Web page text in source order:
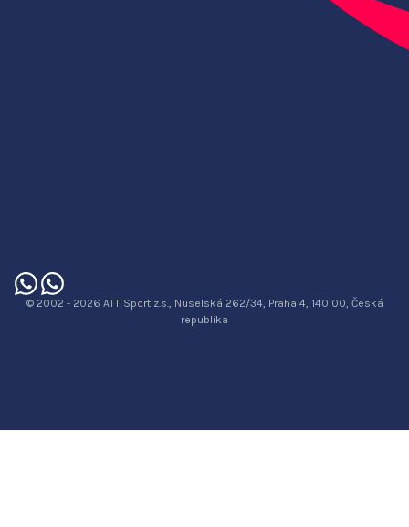
© 2002 - 2026 ATT Sport z.s., Nuselská 262/34, Praha 4, 140 00, Česká
republika